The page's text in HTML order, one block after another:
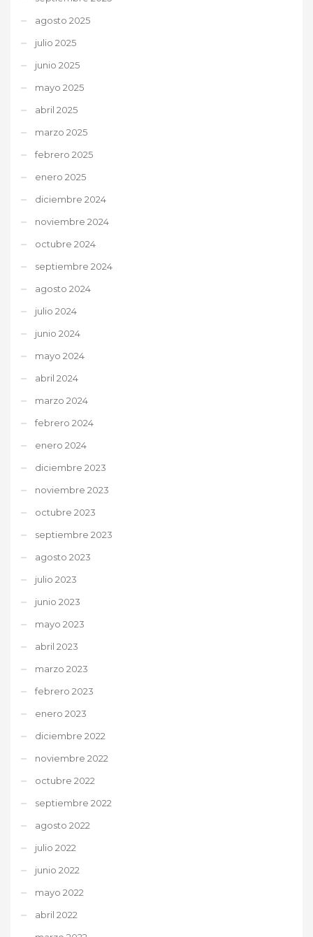
agosto 2025
julio 2025
junio 2025
mayo 2025
abril 2025
marzo 2025
febrero 2025
enero 2025
diciembre 2024
noviembre 2024
octubre 2024
septiembre 2024
agosto 2024
julio 2024
junio 2024
mayo 2024
abril 2024
marzo 2024
febrero 2024
enero 2024
diciembre 2023
noviembre 2023
octubre 2023
septiembre 2023
agosto 2023
julio 2023
junio 2023
mayo 2023
abril 2023
marzo 2023
febrero 2023
enero 2023
diciembre 2022
noviembre 2022
octubre 2022
septiembre 2022
agosto 2022
julio 2022
junio 2022
mayo 2022
abril 2022